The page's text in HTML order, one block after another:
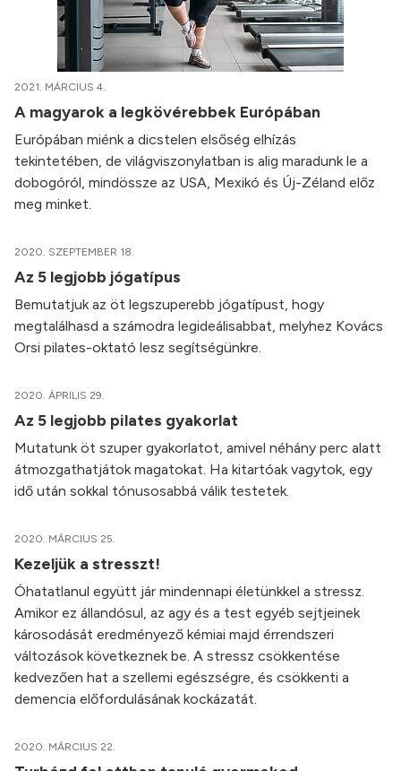
2021. MÁRCIUS 4.
A magyarok a legkövérebbek Európában
Európában miénk a dicstelen elsőség elhízás
tekintetében, de világviszonylatban is alig maradunk le a
dobogóról, mindössze az USA, Mexikó és Új-Zéland előz
meg minket.
2020. SZEPTEMBER 18.
Az 5 legjobb jógatípus
Bemutatjuk az öt legszuperebb jógatípust, hogy
megtalálhasd a számodra legideálisabbat, melyhez Kovács
Orsi pilates-oktató lesz segítségünkre.
2020. ÁPRILIS 29.
Az 5 legjobb pilates gyakorlat
Mutatunk öt szuper gyakorlatot, amivel néhány perc alatt
átmozgathatjátok magatokat. Ha kitartóak vagytok, egy
idő után sokkal tónusosabbá válik testetek.
2020. MÁRCIUS 25.
Kezeljük a stresszt!
Óhatatlanul együtt jár mindennapi életünkkel a stressz.
Amikor ez állandósul, az agy és a test egyéb sejtjeinek
károsodását eredményező kémiai majd érrendszeri
változások következnek be. A stressz csökkentése
kedvezően hat a szellemi egészségre, és csökkenti a
demencia előfordulásának kockázatát.
2020. MÁRCIUS 22.